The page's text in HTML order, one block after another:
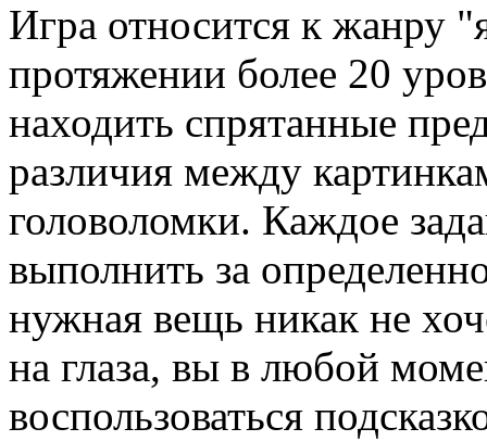
Игра относится к жанру
протяжении более 20
находить спрятанные
различия между
головоломки. Каждое
выполнить за
нужная вещь никак не
на глаза, вы в любой
воспользоваться